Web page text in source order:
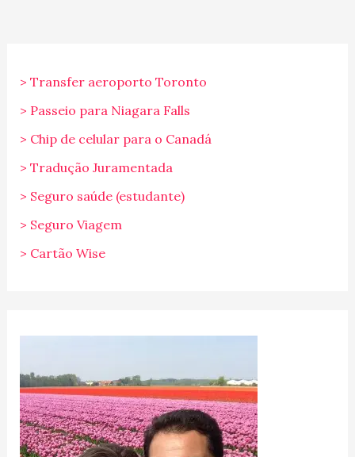
> Transfer aeroporto Toronto
> Passeio para Niagara Falls
> Chip de celular para o Canadá
> Tradução Juramentada
> Seguro saúde (estudante)
> Seguro Viagem
> Cartão Wise